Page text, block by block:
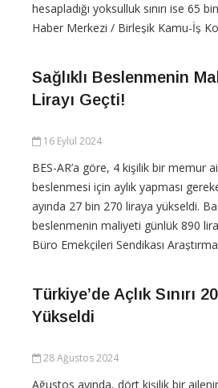
hesapladığı yoksulluk sınırı ise 65
Haber Merkezi / Birleşik Kamu-İş
CONTINUE READING
Sağlıklı Beslenmenin
Lirayı Geçti!
16 Eylül 2024
BES-AR’a göre, 4 kişilik bir memur
beslenmesi için aylık yapması
ayında 27 bin 270 liraya yükseldi.
beslenmenin maliyeti günlük 890
Büro Emekçileri Sendikası
CONTINUE READING
Türkiye’de Açlık Sınırı
Yükseldi
28 Ağustos 2024
Ağustos ayında, dört kişilik bir ailenin